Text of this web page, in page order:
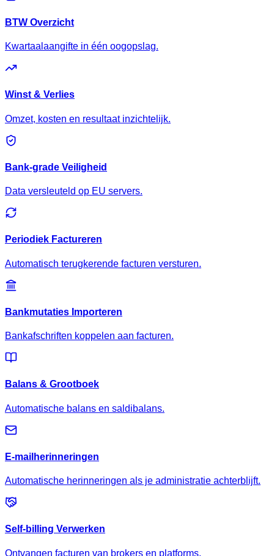
BTW Overzicht
Kwartaalaangifte in één oogopslag.
Winst & Verlies
Omzet, kosten en resultaat inzichtelijk.
Bank-grade Veiligheid
Data versleuteld op EU servers.
Periodiek Factureren
Automatisch terugkerende facturen versturen.
Bankmutaties Importeren
Bankafschriften koppelen aan facturen.
Balans & Grootboek
Automatische balans en saldibalans.
E-mailherinneringen
Automatische herinneringen als je administratie achterblijft.
Self-billing Verwerken
Ontvangen facturen van brokers en platforms.